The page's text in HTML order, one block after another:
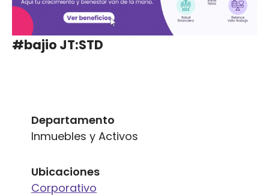
#bajio JT:STD
Departamento
Inmuebles y Activos
Ubicaciones
Corporativo